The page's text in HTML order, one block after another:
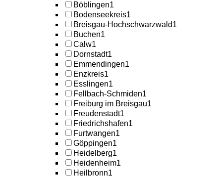
Böblingen1
Bodenseekreis1
Breisgau-Hochschwarzwald1
Buchen1
Calw1
Dornstadt1
Emmendingen1
Enzkreis1
Esslingen1
Fellbach-Schmiden1
Freiburg im Breisgau1
Freudenstadt1
Friedrichshafen1
Furtwangen1
Göppingen1
Heidelberg1
Heidenheim1
Heilbronn1